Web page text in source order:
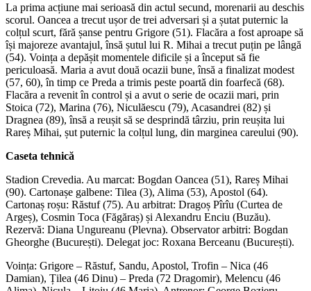
La prima acțiune mai serioasă din actul secund, morenarii au deschis
scorul. Oancea a trecut ușor de trei adversari și a șutat puternic la
colțul scurt, fără șanse pentru Grigore (51). Flacăra a fost aproape să
își majoreze avantajul, însă șutul lui R. Mihai a trecut puțin pe lângă
(54). Voința a depășit momentele dificile și a început să fie
periculoasă. Maria a avut două ocazii bune, însă a finalizat modest
(57, 60), în timp ce Preda a trimis peste poartă din foarfecă (68).
Flacăra a revenit în control și a avut o serie de ocazii mari, prin
Stoica (72), Marina (76), Niculăescu (79), Acasandrei (82) și
Dragnea (89), însă a reușit să se desprindă târziu, prin reușita lui
Rareș Mihai, șut puternic la colțul lung, din marginea careului (90).
Caseta tehnică
Stadion Crevedia. Au marcat: Bogdan Oancea (51), Rareș Mihai
(90). Cartonașe galbene: Tilea (3), Alima (53), Apostol (64).
Cartonaș roșu: Răstuf (75). Au arbitrat: Dragoș Pîrîu (Curtea de
Argeș), Cosmin Toca (Făgăraș) și Alexandru Enciu (Buzău).
Rezervă: Diana Ungureanu (Plevna). Observator arbitri: Bogdan
Gheorghe (București). Delegat joc: Roxana Berceanu (București).
Voința: Grigore – Răstuf, Sandu, Apostol, Trofin – Nica (46
Damian), Țilea (46 Dinu) – Preda (72 Dragomir), Melencu (46